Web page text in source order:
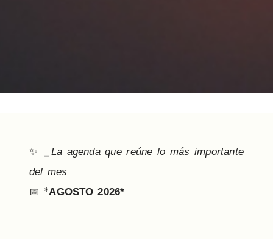
✨ _La agenda que reúne lo más importante
del mes_
📅 *AGOSTO 2026*